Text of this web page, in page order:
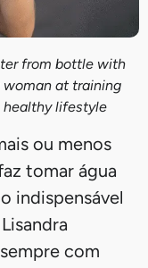
from bottle with
at training
healthy lifestyle
ou menos
tomar água
indispensável
com